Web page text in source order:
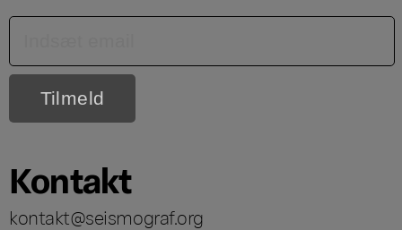
Kontakt
kontakt@seismograf.org